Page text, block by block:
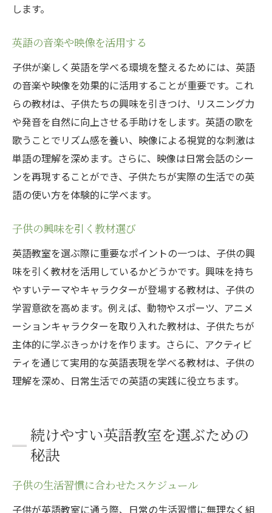
します。
英語の音楽や映像を活用する
子供が楽しく英語を学べる環境を整えるためには、英語
の音楽や映像を効果的に活用することが重要です。これ
らの教材は、子供たちの興味を引きつけ、リスニング力
や発音を自然に向上させる手助けをします。英語の歌を
歌うことでリズム感を養い、映像による視覚的な刺激は
単語の理解を深めます。さらに、映像は日常会話のシー
ンを再現することができ、子供たちが実際の生活での英
語の使い方を体験的に学べます。
子供の興味を引く教材選び
英語教室を選ぶ際に重要なポイントの一つは、子供の興
味を引く教材を活用しているかどうかです。興味を持ち
やすいテーマやキャラクターが登場する教材は、子供の
学習意欲を高めます。例えば、動物やスポーツ、アニメ
ーションキャラクターを取り入れた教材は、子供たちが
主体的に学ぶきっかけを作ります。さらに、アクティビ
ティを通じて実用的な英語表現を学べる教材は、子供の
理解を深め、日常生活での英語の実践に役立ちます。
続けやすい英語教室を選ぶための
秘訣
子供の生活習慣に合わせたスケジュール
子供が英語教室に通う際、日常の生活習慣に無理なく組